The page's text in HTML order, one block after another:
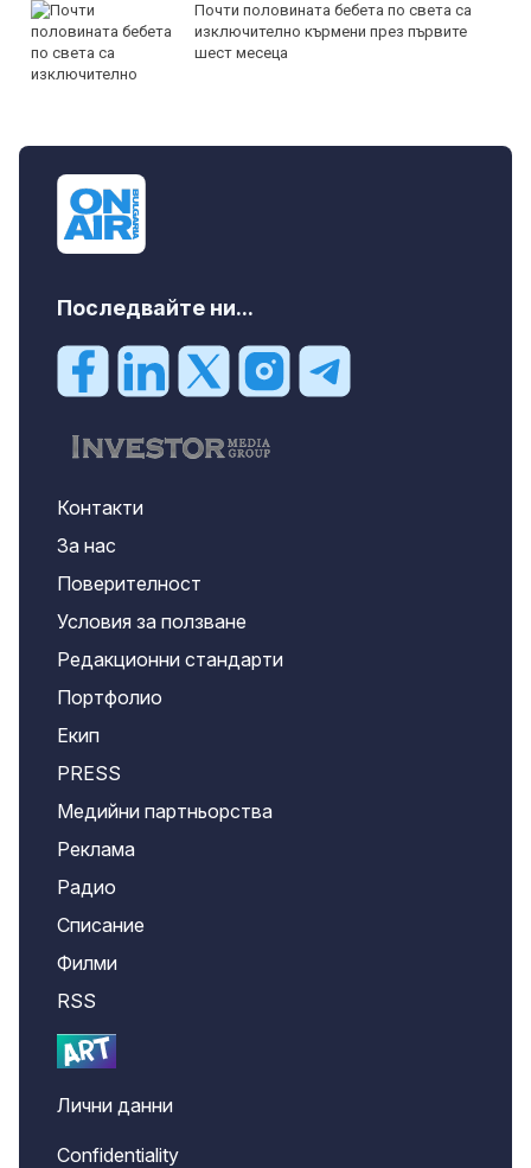
Почти половината бебета по света са
изключително кърмени през първите
шест месеца
Последвайте ни...
Контакти
За нас
Поверителност
Условия за ползване
Редакционни стандарти
Портфолио
Екип
PRESS
Медийни партньорства
Реклама
Радио
Списание
Филми
RSS
Лични данни
Confidentiality